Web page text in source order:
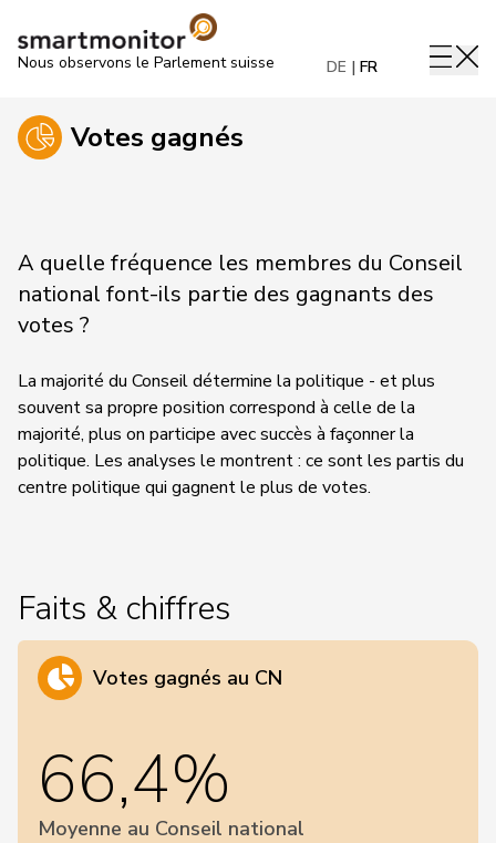
Nous observons le Parlement suisse DE FR
Votes gagnés
A quelle fréquence les membres du Conseil
national font-ils partie des gagnants des
votes ?
La majorité du Conseil détermine la politique - et plus
souvent sa propre position correspond à celle de la
majorité, plus on participe avec succès à façonner la
politique. Les analyses le montrent : ce sont les partis du
centre politique qui gagnent le plus de votes.
Faits & chiffres
Votes gagnés au CN
66,4%
Moyenne au Conseil national